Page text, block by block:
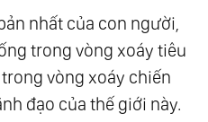
Bệnh?
Hợp Tâm - Thân - Trí.
nhất của con người,
trong vòng xoáy tiêu
vòng xoáy chiến
đạo của thế giới này.